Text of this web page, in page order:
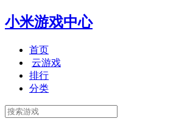
小米游戏中心
首页
云游戏
排行
分类